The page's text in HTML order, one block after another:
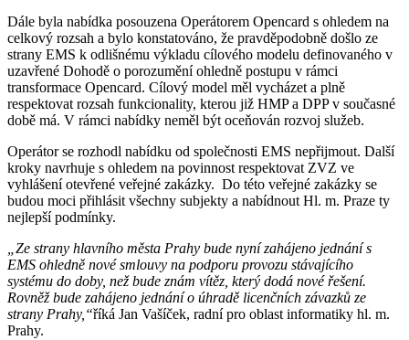
Dále byla nabídka posouzena Operátorem Opencard s ohledem na
celkový rozsah a bylo konstatováno, že pravděpodobně došlo ze
strany EMS k odlišnému výkladu cílového modelu definovaného v
uzavřené Dohodě o porozumění ohledně postupu v rámci
transformace Opencard. Cílový model měl vycházet a plně
respektovat rozsah funkcionality, kterou již HMP a DPP v současné
době má. V rámci nabídky neměl být oceňován rozvoj služeb.
Operátor se rozhodl nabídku od společnosti EMS nepřijmout. Další
kroky navrhuje s ohledem na povinnost respektovat ZVZ ve
vyhlášení otevřené veřejné zakázky. Do této veřejné zakázky se
budou moci přihlásit všechny subjekty a nabídnout Hl. m. Praze ty
nejlepší podmínky.
„Ze strany hlavního města Prahy bude nyní zahájeno jednání s
EMS ohledně nové smlouvy na podporu provozu stávajícího
systému do doby, než bude znám vítěz, který dodá nové řešení.
Rovněž bude zahájeno jednání o úhradě licenčních závazků ze
strany Prahy,“říká Jan Vašíček, radní pro oblast informatiky hl. m.
Prahy.